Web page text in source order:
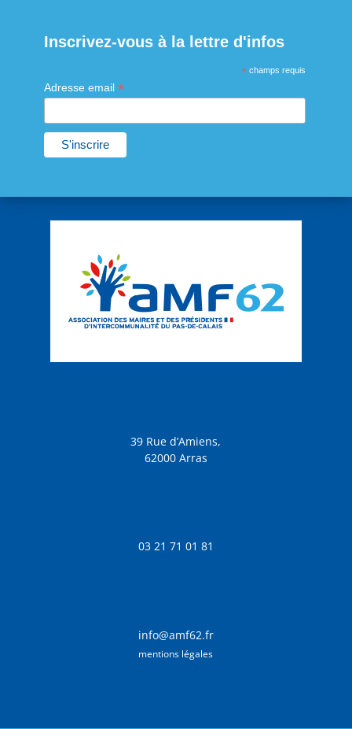
Inscrivez-vous à la lettre d'infos
* champs requis
Adresse email *
39 Rue d’Amiens,
62000 Arras
03 21 71 01 81
info@amf62.fr
mentions légales